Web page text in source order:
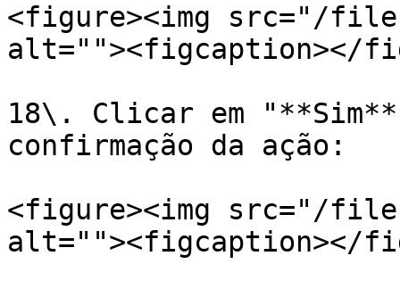
<figure><img src="/files/
alt=""><figcaption></
18\. Clicar em "**Sim**"
confirmação da ação:
<figure><img src="/files/
alt=""><figcaption></